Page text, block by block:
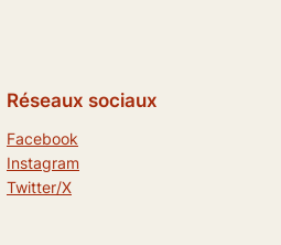
Réseaux sociaux
Facebook
Instagram
Twitter/X